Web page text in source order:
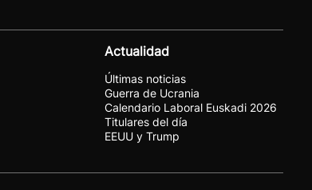
Actualidad
Últimas noticias
Guerra de Ucrania
Calendario Laboral Euskadi 2026
Titulares del día
EEUU y Trump